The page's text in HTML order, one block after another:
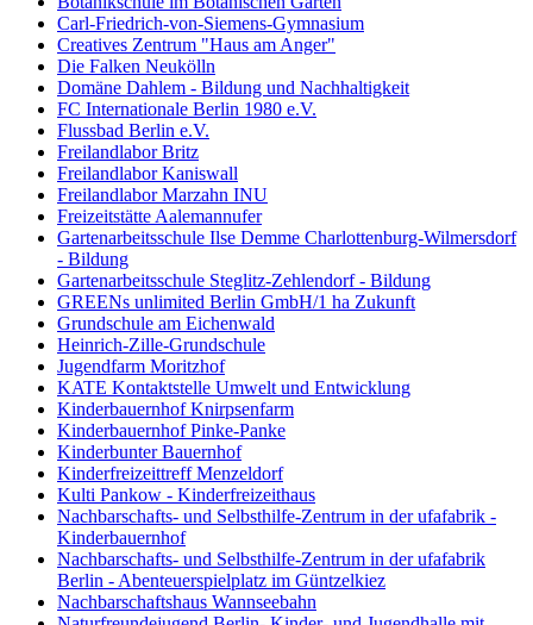
Carl-Friedrich-von-Siemens-Gymnasium
Creatives Zentrum "Haus am Anger"
Die Falken Neukölln
Domäne Dahlem - Bildung und Nachhaltigkeit
FC Internationale Berlin 1980 e.V.
Flussbad Berlin e.V.
Freilandlabor Britz
Freilandlabor Kaniswall
Freilandlabor Marzahn INU
Freizeitstätte Aalemannufer
Gartenarbeitsschule Ilse Demme Charlottenburg-Wilmersdorf
- Bildung
Gartenarbeitsschule Steglitz-Zehlendorf - Bildung
GREENs unlimited Berlin GmbH/1 ha Zukunft
Grundschule am Eichenwald
Heinrich-Zille-Grundschule
Jugendfarm Moritzhof
KATE Kontaktstelle Umwelt und Entwicklung
Kinderbauernhof Knirpsenfarm
Kinderbauernhof Pinke-Panke
Kinderbunter Bauernhof
Kinderfreizeittreff Menzeldorf
Kulti Pankow - Kinderfreizeithaus
Nachbarschafts- und Selbsthilfe-Zentrum in der ufafabrik -
Kinderbauernhof
Nachbarschafts- und Selbsthilfe-Zentrum in der ufafabrik
Berlin - Abenteuerspielplatz im Güntzelkiez
Nachbarschaftshaus Wannseebahn